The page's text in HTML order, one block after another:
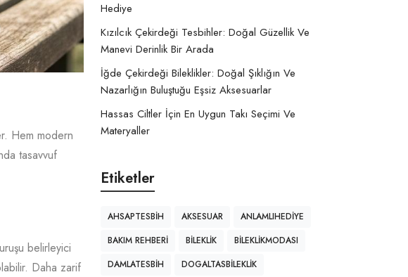
Hem modern
tasavvuf
belirleyici
Daha zarif
Hediye
Kızılcık Çekirdeği Tesbihler: Doğal Güzellik Ve
Manevi Derinlik Bir Arada
İğde Çekirdeği Bileklikler: Doğal Şıklığın Ve
Nazarlığın Buluştuğu Eşsiz Aksesuarlar
Hassas Ciltler İçin En Uygun Takı Seçimi Ve
Materyaller
Etiketler
AHSAPTESBIH AKSESUAR
ANLAMLIHEDIYE
BAKIM REHBERI
BILEKLIK
BILEKLIKMODASI
DAMLATESBIH
DOGALTASBILEKLIK